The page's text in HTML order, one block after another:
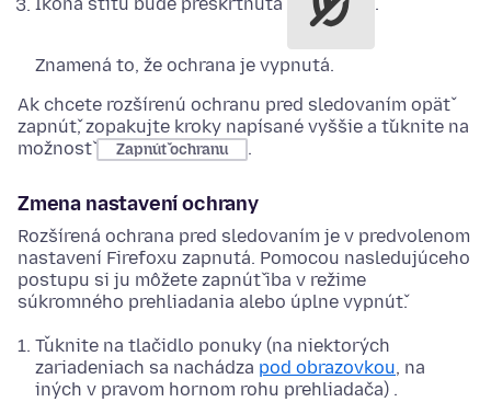
Ikona štítu bude preškrtnutá .
Znamená to, že ochrana je vypnutá.
Ak chcete rozšírenú ochranu pred sledovaním opäť
zapnúť, zopakujte kroky napísané vyššie a ťuknite na
možnosť
Zapnúť ochranu .
Zmena nastavení ochrany
Rozšírená ochrana pred sledovaním je v predvolenom
nastavení Firefoxu zapnutá. Pomocou nasledujúceho
postupu si ju môžete zapnúť iba v režime
súkromného prehliadania alebo úplne vypnúť.
Ťuknite na tlačidlo ponuky (na niektorých
zariadeniach sa nachádza pod obrazovkou, na
iných v pravom hornom rohu prehliadača) .